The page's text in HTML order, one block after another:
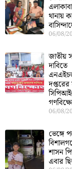
থানায়
06/08/
জাতীয়
দাবিতে
দপ্তরের
06/08/
ভেঙ্গে
শাসন
এবার